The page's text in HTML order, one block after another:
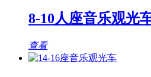
8-10人座音乐观光
查看